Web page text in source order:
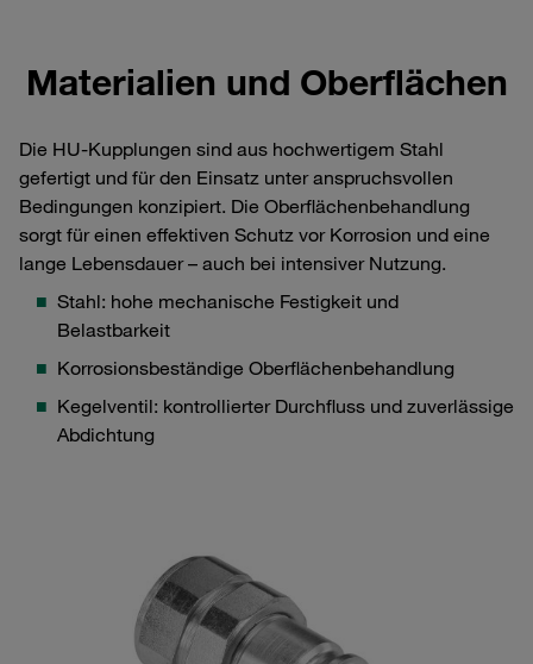
Materialien und Oberflächen
Die HU-Kupplungen sind aus hochwertigem Stahl
gefertigt und für den Einsatz unter anspruchsvollen
Bedingungen konzipiert. Die Oberflächenbehandlung
sorgt für einen effektiven Schutz vor Korrosion und eine
lange Lebensdauer – auch bei intensiver Nutzung.
Stahl: hohe mechanische Festigkeit und
Belastbarkeit
Korrosionsbeständige Oberflächenbehandlung
Kegelventil: kontrollierter Durchfluss und zuverlässige
Abdichtung